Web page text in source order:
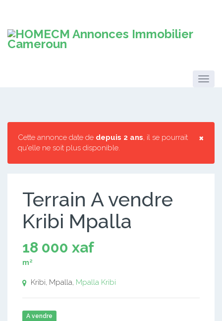
×
Cette annonce date de depuis 2 ans, il se pourrait
qu'elle ne soit plus disponible.
Terrain A vendre
Kribi Mpalla
18 000 xaf
m²
Kribi, Mpalla, Mpalla Kribi
A vendre